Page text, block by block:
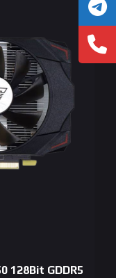
128Bit GDDR5